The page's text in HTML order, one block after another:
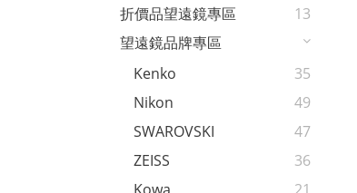
折價品望遠鏡專區
13
望遠鏡品牌專區
Kenko
35
Nikon
49
SWAROVSKI
47
ZEISS
36